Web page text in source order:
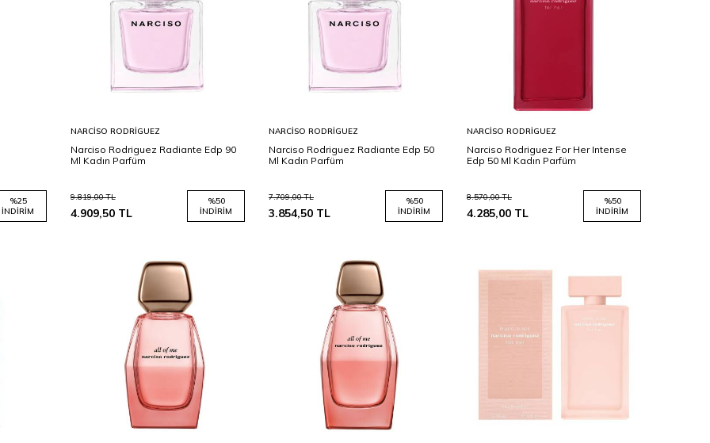
%25
İNDIRIM
Ekle
NARCISO RODRIGUEZ
Narciso Rodriguez Radiante Edp 90
Ml Kadın Parfüm
9.819,00TL
4.909,50 TL
%50
İNDIRIM
Ekle
NARCISO RODRIGUEZ
Narciso Rodriguez Radiante Edp 50
Ml Kadın Parfüm
7.709,00TL
3.854,50 TL
%50
İNDIRIM
Ekle
NARCISO RODRIGUEZ
Narciso Rodriguez For Her Intense
Edp 50 Ml Kadın Parfüm
8.570,00TL
4.285,00 TL
%50
İNDIRIM